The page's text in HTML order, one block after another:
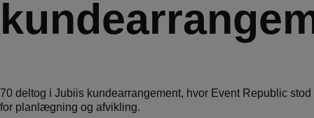
70 deltog i Jubiis kundearrangement, hvor Event Republic stod
for planlægning og afvikling.